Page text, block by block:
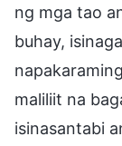
ng mga tao
buhay,
maliliit na
isinasantabi